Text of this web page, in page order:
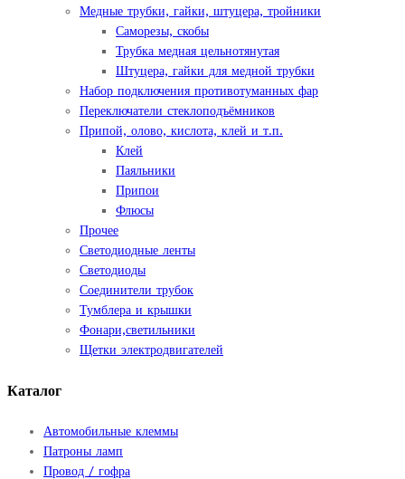
Медные трубки, гайки, штуцера, тройники
Саморезы, скобы
Трубка медная цельнотянутая
Штуцера, гайки для медной трубки
Набор подключения противотуманных фар
Переключатели стеклоподъёмников
Припой, олово, кислота, клей и т.п.
Клей
Паяльники
Припои
Флюсы
Прочее
Светодиодные ленты
Светодиоды
Соединители трубок
Тумблера и крышки
Фонари,светильники
Щетки электродвигателей
Каталог
Автомобильные клеммы
Патроны ламп
Провод / гофра